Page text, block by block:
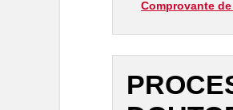
Comprovante